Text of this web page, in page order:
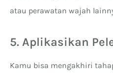
atau perawatan wajah
5. Aplikasikan
Kamu bisa mengakhiri